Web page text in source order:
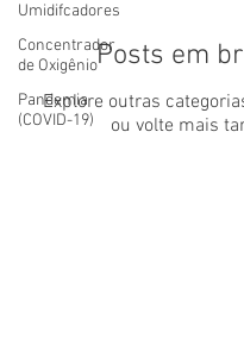
Umidifcadores
Concentrador
de Oxigênio
Pandemia
(COVID-19)
Posts em
Explore outras
ou volte mais